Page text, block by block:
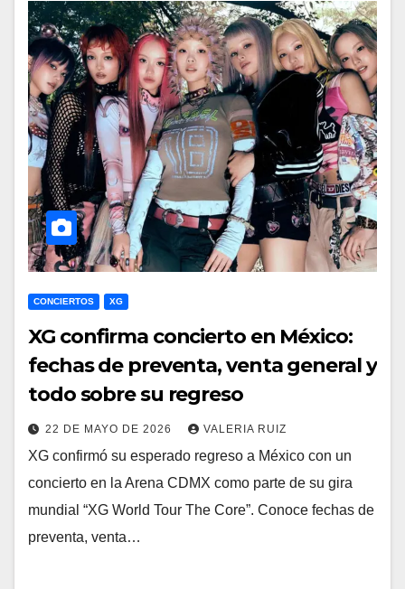
CONCIERTOS XG
XG confirma concierto en México:
fechas de preventa, venta general y
todo sobre su regreso
22 DE MAYO DE 2026 VALERIA RUIZ
XG confirmó su esperado regreso a México con un
concierto en la Arena CDMX como parte de su gira
mundial “XG World Tour The Core”. Conoce fechas de
preventa, venta…